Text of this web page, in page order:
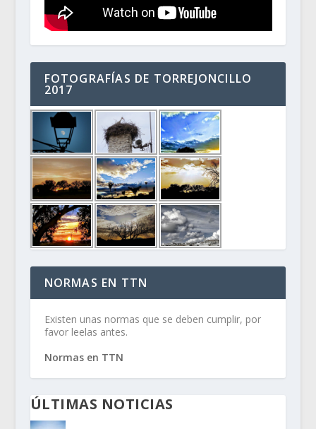
FOTOGRAFÍAS DE TORREJONCILLO
2017
NORMAS EN TTN
Existen unas normas que se deben cumplir, por
favor leelas antes.
Normas en TTN
ÚLTIMAS NOTICIAS